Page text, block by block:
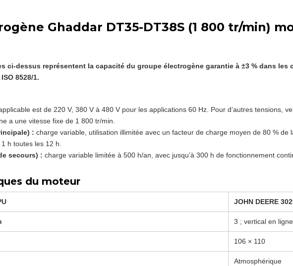
Ghaddar DT35-DT38S (1 800 tr/min)
ci-dessus représentent la capacité du groupe électrogène garantie à ±3 % dans
8528/1.
est de 220 V, 380 V à 480 V pour les applications 60 Hz. Pour d’autres tensions,
a une vitesse fixe de 1 800 tr/min.
: charge variable, utilisation illimitée avec un facteur de charge moyen de 80 %
h toutes les 12 h.
secours) : charge variable limitée à 500 h/an, avec jusqu’à 300 h de fonctionnement
du moteur
JOHN DEERE
3 ; vertical en ligne
106 × 110
Atmosphérique